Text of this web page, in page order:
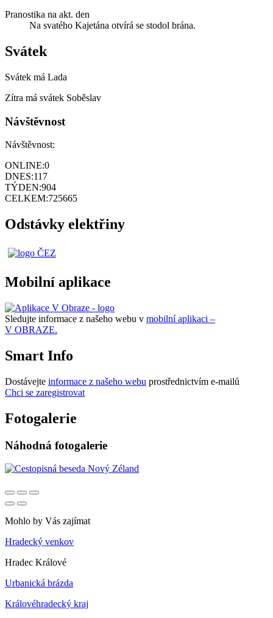
Pranostika na akt. den
Na svatého Kajetána otvírá se stodol brána.
Svátek
Svátek má Lada
Zítra má svátek Soběslav
Návštěvnost
Návštěvnost:
ONLINE:0
DNES:117
TÝDEN:904
CELKEM:725665
Odstávky elektřiny
Mobilní aplikace
Sledujte informace z našeho webu v mobilní aplikaci –
V OBRAZE.
Smart Info
Dostávejte informace z našeho webu prostřednictvím e-mailů
Chci se zaregistrovat
Fotogalerie
Náhodná fotogalerie
Mohlo by Vás zajímat
Hradecký venkov
Hradec Králové
Urbanická brázda
Královéhradecký kraj